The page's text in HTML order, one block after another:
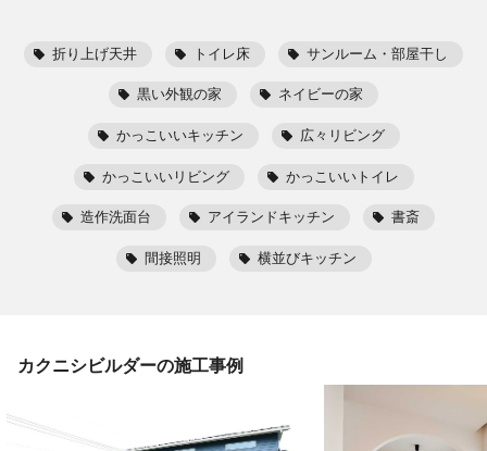
折り上げ天井 トイレ床 サンルーム・部屋干し
黒い外観の家 ネイビーの家
かっこいいキッチン 広々リビング
かっこいいリビング かっこいいトイレ
造作洗面台 アイランドキッチン 書斎
間接照明 横並びキッチン
カクニシビルダーの施工事例